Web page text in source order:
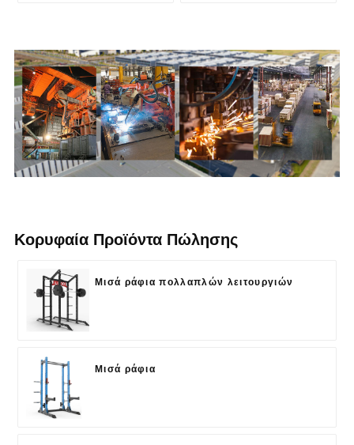
Κορυφαία Προϊόντα Πώλησης
Μισά ράφια πολλαπλών λειτουργιών
Μισά ράφια